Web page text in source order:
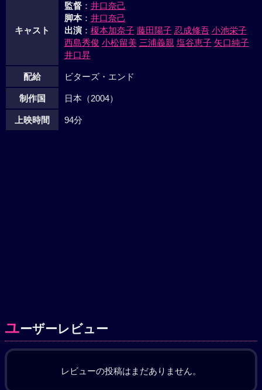
キャスト
監督： 井口奈己
脚本： 井口奈己
出演： 榎本加奈子 藤田陽子 忍成修吾 小池栄子
西島秀俊 小松留美 三浦義親 塩谷恵子 矢口純子
井口昇
配給 ビターズ・エンド
制作国 日本（2004）
上映時間 94分
ユーザーレビュー
レビューの投稿はまだありません。